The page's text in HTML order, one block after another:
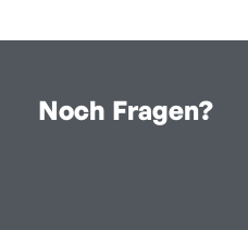
Noch Fragen?